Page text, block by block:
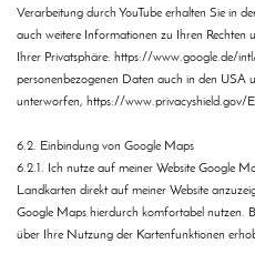
Verarbeitung durch YouTube erhalten Sie in
auch weitere Informationen zu Ihren Rechten
Ihrer Privatsphäre: https://www.google.de/
personenbezogenen Daten auch in den USA
unterworfen, https://www.privacyshield.gov/
6.2. Einbindung von Google Maps
6.2.1. Ich nutze auf meiner Website Google
Landkarten direkt auf meiner Website
Google Maps hierdurch komfortabel nutzen.
über Ihre Nutzung der Kartenfunktionen